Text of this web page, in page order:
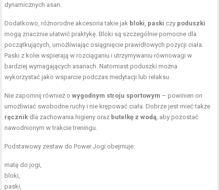
dynamicznych asan.
Dodatkowo, różnorodne akcesoria takie jak bloki paski czy poduszki
mogą znacznie ułatwić praktykę. Bloki są szczególnie pomocne dla
początkujących, umożliwiając osiągnięcie prawidłowych pozycji ciała.
Paski z kolei wspierają w rozciąganiu i utrzymywaniu równowagi w
bardziej wymagających asanach. Natomiast poduszki można
wykorzystać jako wsparcie podczas medytacji lub relaksu.
Nie zapomnij również owygodnym stroju sportowym – powinien on
umożliwiać swobodne ruchy i nie krępować ciała. Dobrze jest mieć także
ręcznik dla zachowania higieny oraz butelkę z wodą , aby pozostać
nawodnionym w trakcie treningu.
Podstawowy zestaw do Power Jogi obejmuje:
matę do jogi,
bloki,
paski,